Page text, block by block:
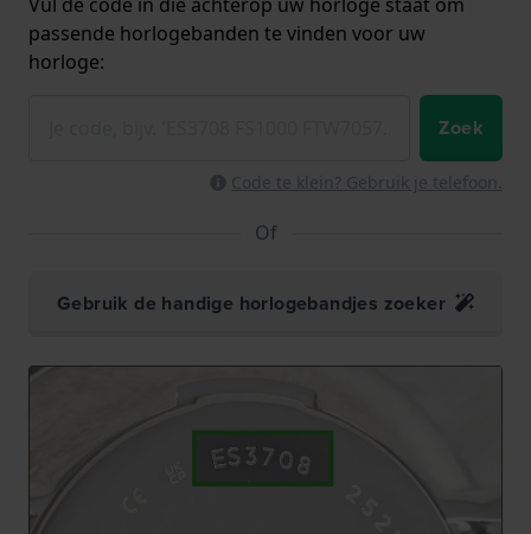
passende horlogebanden te vinden voor uw
horloge:
Zoek
Code te klein? Gebruik je telefoon.
Of
Gebruik de handige horlogebandjes zoeker